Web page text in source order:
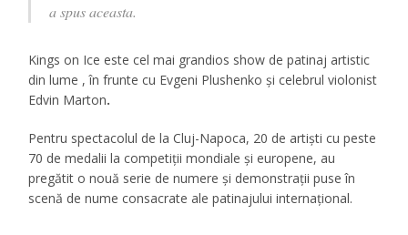
a spus aceasta.
Kings on Ice este cel mai grandios show de patinaj artistic
din lume , în frunte cu Evgeni Plushenko și celebrul violonist
Edvin Marton.
Pentru spectacolul de la Cluj-Napoca, 20 de artiști cu peste
70 de medalii la competiții mondiale și europene, au
pregătit o nouă serie de numere şi demonstraţii puse în
scenă de nume consacrate ale patinajului internaţional.